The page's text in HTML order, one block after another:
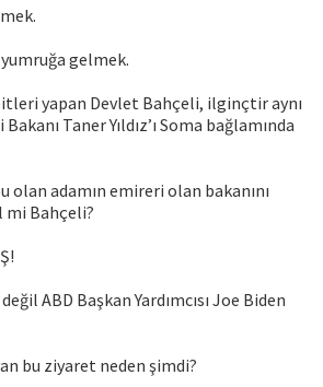
gelmek.
yapan Devlet Bahçeli, ilginçtir aynı
Taner Yıldız’ı Soma bağlamında
olan adamın emireri olan bakanını
mi Bahçeli?
ABD Başkan Yardımcısı Joe Biden
bu ziyaret neden şimdi?